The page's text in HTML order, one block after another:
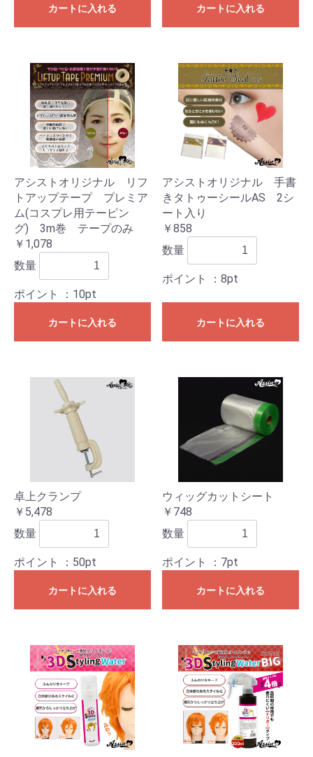
カートに入れる カートに入れる
アシストオリジナル リフ
トアップテープ プレミア
ム(コスプレ用テーピン
グ) 3m巻 テープのみ
￥1,078
数量
ポイント ：10pt
カートに入れる
アシストオリジナル 手書
きタトゥーシールAS 2シ
ート入り
￥858
数量
ポイント ：8pt
カートに入れる
卓上クランプ
￥5,478
数量
ポイント ：50pt
カートに入れる
ウィッグカットシート
￥748
数量
ポイント ：7pt
カートに入れる